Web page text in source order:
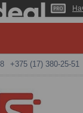
+375 (17) 380-25-51